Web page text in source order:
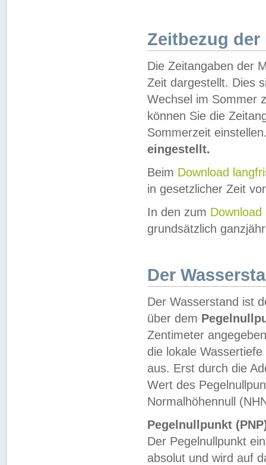
Zeitbezug der
Die Zeitangaben der
Zeit dargestellt. Dies
Wechsel im Sommer
können Sie die
Sommerzeit
eingestellt.
Beim Download
in gesetzlicher Zeit
In den zum Download
grundsätzlich
Der
Der Wasserstand ist
über dem
Zentimeter
die lokale
aus. Erst durch die
Wert des
Normalhöhennull
Pegelnullpunkt
Der Pegelnullpunkt
absolut und wird auf